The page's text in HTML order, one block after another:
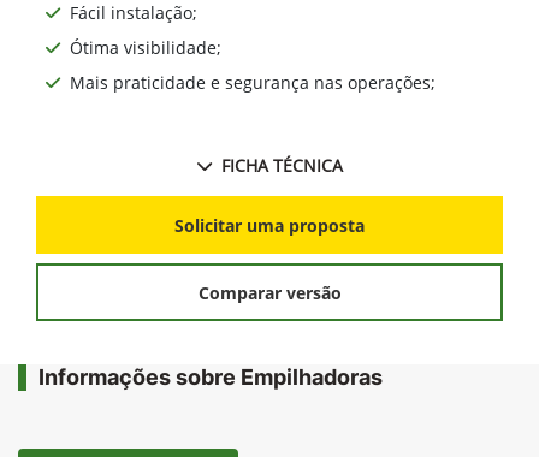
Fácil instalação;
Ótima visibilidade;
Mais praticidade e segurança nas operações;
FICHA TÉCNICA
Solicitar uma proposta
Comparar versão
Informações sobre Empilhadoras